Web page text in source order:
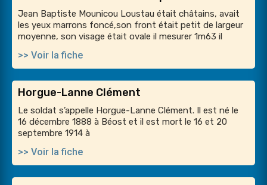
Jean Baptiste Mounicou Loustau était châtains, avait
les yeux marrons foncé,son front était petit de largeur
moyenne, son visage était ovale il mesurer 1m63 il
>> Voir la fiche
Horgue-Lanne Clément
Le soldat s’appelle Horgue-Lanne Clément. Il est né le
16 décembre 1888 à Béost et il est mort le 16 et 20
septembre 1914 à
>> Voir la fiche